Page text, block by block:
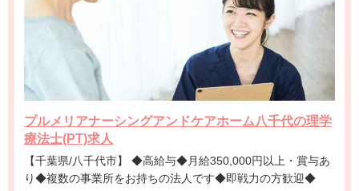
プルメリアナーシングアンドケアホーム八千代の理学
療法士(PT)求人
【千葉県/八千代市】 ◆高給与◆月給350,000円以上・賞与あ
り◆複数の事業所をお持ちの法人です◆即戦力の方歓迎◆